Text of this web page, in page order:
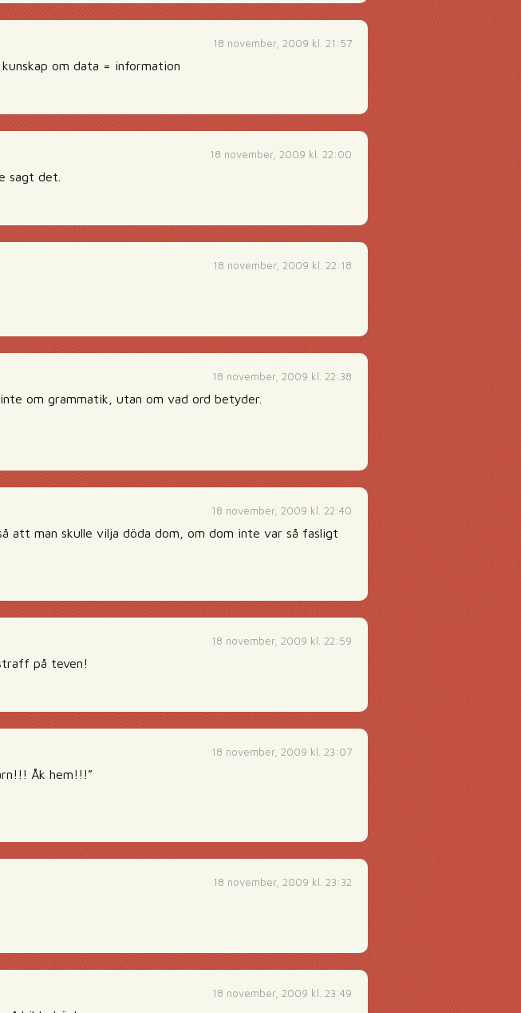
18 november, 2009 kl. 21:57
om data = information
18 november, 2009 kl. 22:00
sagt det.
18 november, 2009 kl. 22:18
18 november, 2009 kl. 22:38
om grammatik, utan om vad ord betyder.
18 november, 2009 kl. 22:40
att man skulle vilja döda dom, om dom inte var så fasligt
18 november, 2009 kl. 22:59
på teven!
18 november, 2009 kl. 23:07
Åk hem!!!”
18 november, 2009 kl. 23:32
18 november, 2009 kl. 23:49